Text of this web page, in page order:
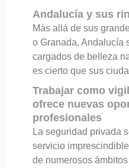
Andalucía y sus
Más allá de sus
o Granada, Andalucía
cargados de belleza
es cierto que sus
Trabajar como
ofrece nuevas
profesionales
La seguridad privada
servicio
de numerosos